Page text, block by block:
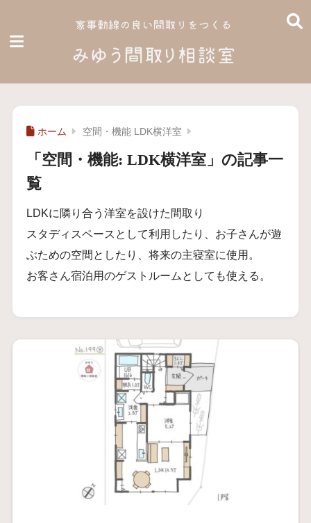
ホーム 空間・機能 LDK横洋室
「空間・機能: LDK横洋室」の記事一
覧
LDKに隣り合う洋室を設けた間取り
スタディスペースとして利用したり、お子さんが遊
ぶための空間としたり、将来の主寝室に使用。
お客さん宿泊用のゲストルームとしても使える。